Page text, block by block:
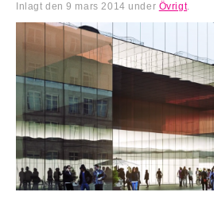
Inlagt den9 mars 2014 under Övrigt.